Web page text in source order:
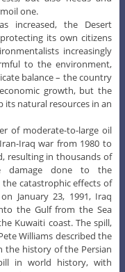
one.
increased, the Desert
its own citizens
increasingly
to the environment,
balance – the country
growth, but the
its natural resources in an
of moderate-to-large oil
Iraq war from 1980 to
resulting in thousands of
damage done to the
catastrophic effects of
January 23, 1991, Iraq
the Gulf from the Sea
Kuwaiti coast. The spill,
Williams described the
the history of the Persian
in world history, with